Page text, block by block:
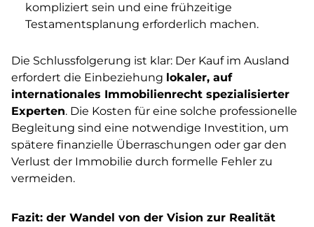
kompliziert sein und eine frühzeitige
Testamentsplanung erforderlich machen.
Die Schlussfolgerung ist klar: Der Kauf im Ausland
erfordert die Einbeziehung lokaler, auf
internationales Immobilienrecht spezialisierter
Experten. Die Kosten für eine solche professionelle
Begleitung sind eine notwendige Investition, um
spätere finanzielle Überraschungen oder gar den
Verlust der Immobilie durch formelle Fehler zu
vermeiden.
Fazit: der Wandel von der Vision zur Realität